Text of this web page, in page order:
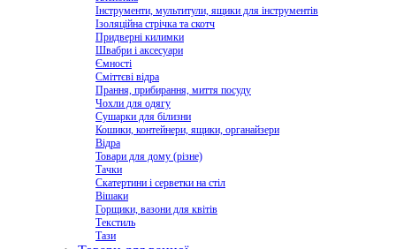
Інструменти, мультитули, ящики для інструментів
Ізоляційна стрічка та скотч
Придверні килимки
Швабри і аксесуари
Ємності
Сміттєві відра
Прання, прибирання, миття посуду
Чохли для одягу
Сушарки для білизни
Кошики, контейнери, ящики, органайзери
Відра
Товари для дому (різне)
Тачки
Скатертини і серветки на стіл
Вішаки
Горщики, вазони для квітів
Текстиль
Тази